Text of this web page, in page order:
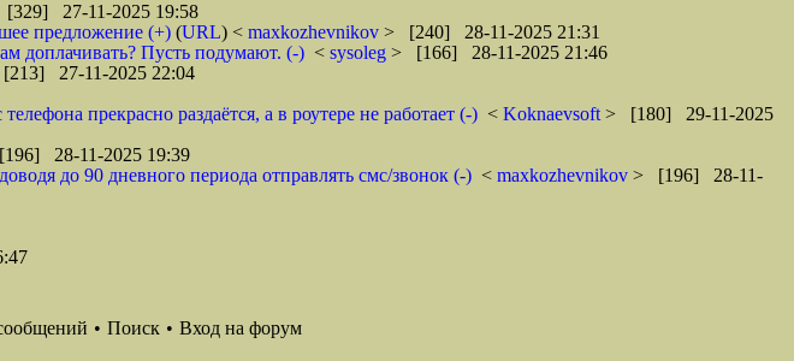
27-11-2025 19:58
предложение (+) (URL) < maxkozhevnikov > [240] 28-11-2025 21:31
доплачивать? Пусть подумают. (-) < sysoleg > [166] 28-11-2025 21:46
27-11-2025 22:04
прекрасно раздаётся, а в роутере не работает (-) < Koknaevsoft > [180] 29-11-2025
28-11-2025 19:39
до 90 дневного периода отправлять смс/звонок (-) < maxkozhevnikov > [196] 28-11-
• Поиск • Вход на форум